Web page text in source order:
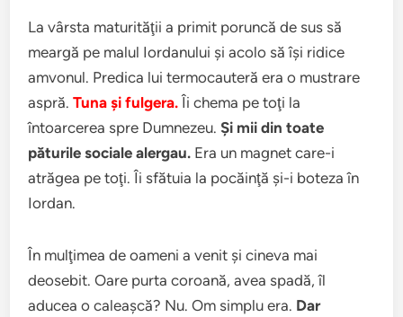
La vârsta maturităţii a primit poruncă de sus să
meargă pe malul Iordanului şi acolo să îşi ridice
amvonul. Predica lui termocauteră era o mustrare
aspră. Tuna şi fulgera. Îi chema pe toţi la
întoarcerea spre Dumnezeu.Şi mii din toate
păturile sociale alergau. Era un magnet care-i
atrăgea pe toţi. Îi sfătuia la pocăinţă şi-i boteza în
Iordan.
În mulţimea de oameni a venit şi cineva mai
deosebit. Oare purta coroană, avea spadă, îl
aducea o caleaşcă? Nu. Om simplu era. Dar